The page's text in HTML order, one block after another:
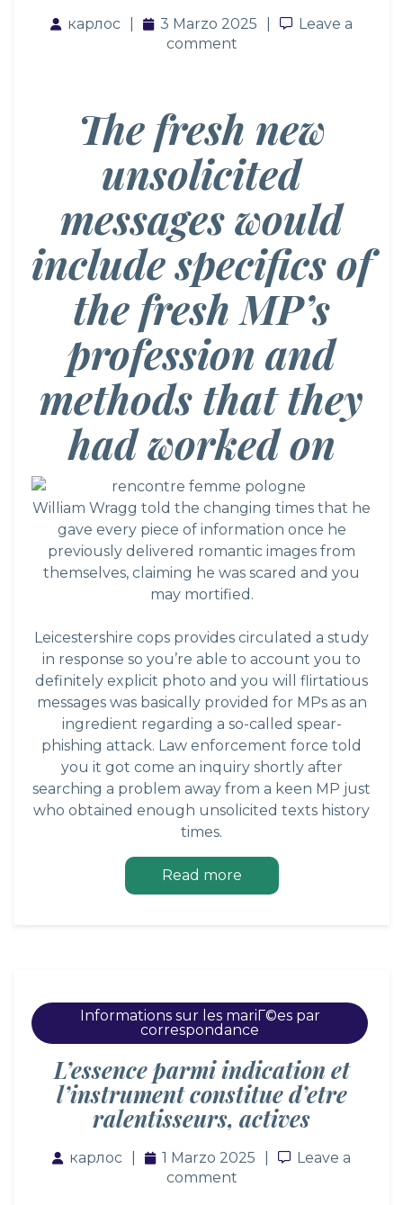
карлос 3 Marzo 2025 Leave a
Leave a
comment
The fresh new
unsolicited
messages would
include specifics of
the fresh MP’s
profession and
methods that they
had worked on
William Wragg told the changing times that he
gave every piece of information once he
previously delivered romantic images from
themselves, claiming he was scared and you
may mortified.
Leicestershire cops provides circulated a study
in response so you’re able to account you to
definitely explicit photo and you will flirtatious
messages was basically provided for MPs as an
ingredient regarding a so-called spear-
phishing attack. Law enforcement force told
you it got come an inquiry shortly after
searching a problem away from a keen MP just
who obtained enough unsolicited texts history
times.
Read more
Informations sur les mariГ©es par
correspondance
L’essence parmi indication et
l’instrument constitue d’etre
ralentisseurs, actives
карлос 1 Marzo 2025 Leave a
Leave a
comment